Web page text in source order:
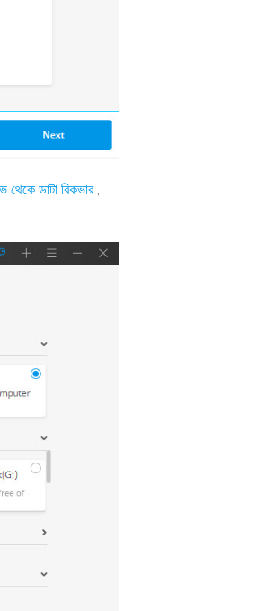
থেকে ডাটা রিকভার,